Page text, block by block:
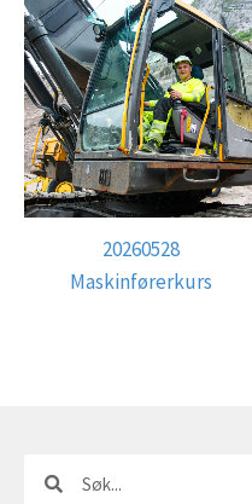
20260528
Maskinførerkurs
Søk